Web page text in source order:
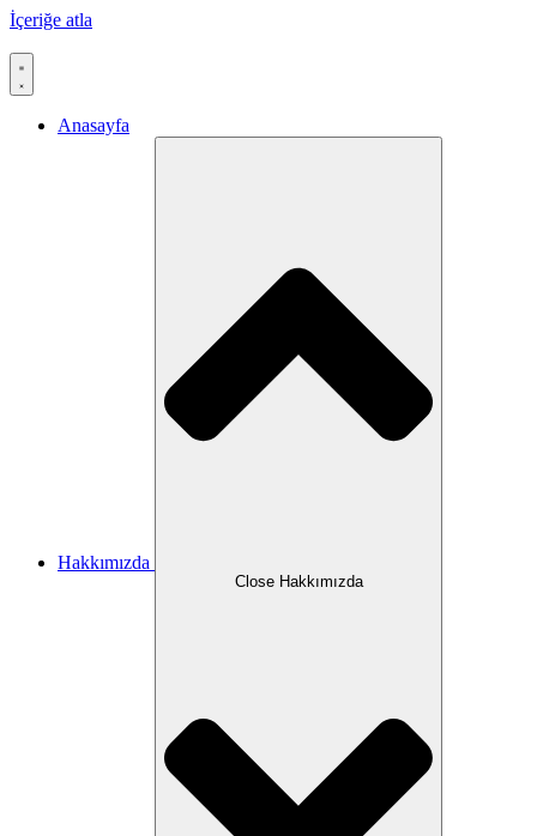
İçeriğe atla
Anasayfa
Hakkımızda
Close Hakkımızda